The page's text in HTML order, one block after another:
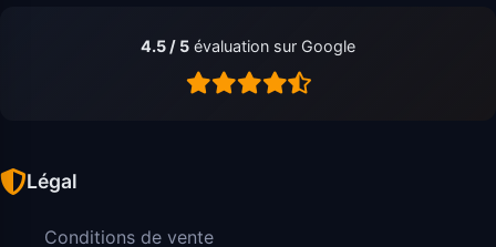
4.5 / 5 évaluation sur Google
Légal
Conditions de vente